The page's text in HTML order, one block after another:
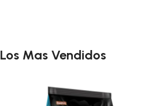
Los Mas Vendidos